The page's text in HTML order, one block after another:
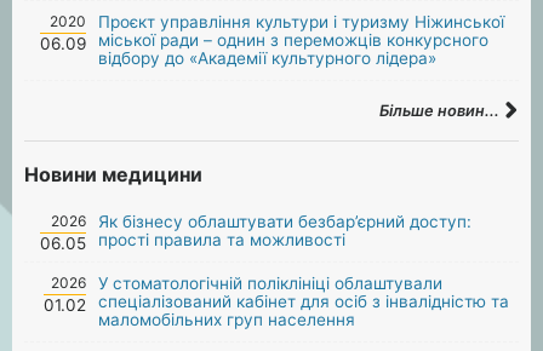
2020
06.09
Проєкт управління культури і туризму Ніжинської
міської ради – однин з переможців конкурсного
відбору до «Академії культурного лідера»
Більше новин...
Новини медицини
2026
06.05
Як бізнесу облаштувати безбар’єрний доступ:
прості правила та можливості
2026
01.02
У стоматологічній поліклініці облаштували
спеціалізований кабінет для осіб з інвалідністю та
маломобільних груп населення